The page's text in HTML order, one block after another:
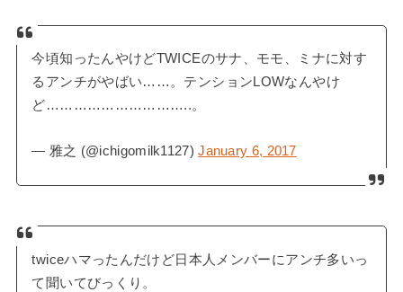
今頃知ったんやけどTWICEのサナ、モモ、ミナに対す
るアンチがやばい……。テンションLOWなんやけ
ど…………………………..。
— 雅之 (@ichigomilk1127)January 6, 2017
twiceハマったんだけど日本人メンバーにアンチ多いっ
て聞いてびっくり。